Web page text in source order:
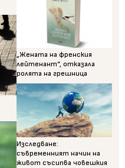
„Жената на френския
лейтенант“, отказала
ролята на грешница
Изследване:
съвременният начин на
живот съсипва човешкия